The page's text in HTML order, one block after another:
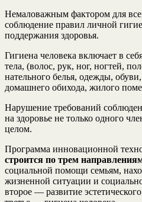
Немаловажным фактором для
соблюдение правил личной
поддержания здоровья.
Гигиена человека включает в
тела, (волос, рук, ног, ногтей,
нательного белья, одежды,
домашнего обихода, жилого
Нарушение требований
на здоровье не только одного
целом.
Программа инновационной
строится по трем
социальной помощи семьям,
жизненной ситуации и
второе — развитие